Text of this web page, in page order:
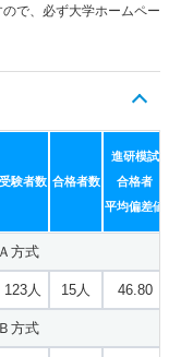
で、必ず大学ホームペー
受験者数 合格者数
進研模試
合格者
平均偏差値
方式
123人 15人 46.80
方式